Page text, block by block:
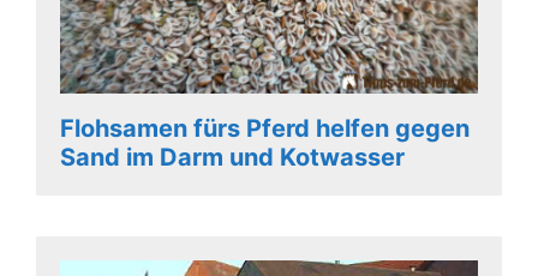
Flohsamen fürs Pferd helfen gegen
Sand im Darm und Kotwasser